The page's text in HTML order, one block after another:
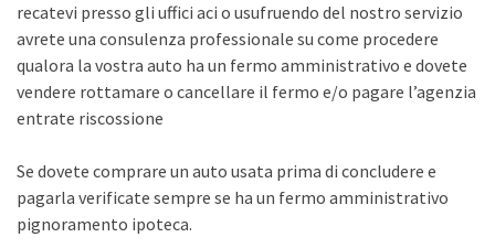
recatevi presso gli uffici aci o usufruendo del nostro servizio
avrete una consulenza professionale su come procedere
qualora la vostra auto ha un fermo amministrativo e dovete
vendere rottamare o cancellare il fermo e/o pagare l’agenzia
entrate riscossione
Se dovete comprare un auto usata prima di concludere e
pagarla verificate sempre se ha un fermo amministrativo
pignoramento ipoteca.